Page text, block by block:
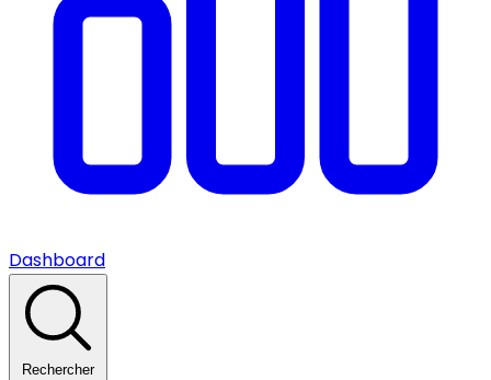
Dashboard
Rechercher